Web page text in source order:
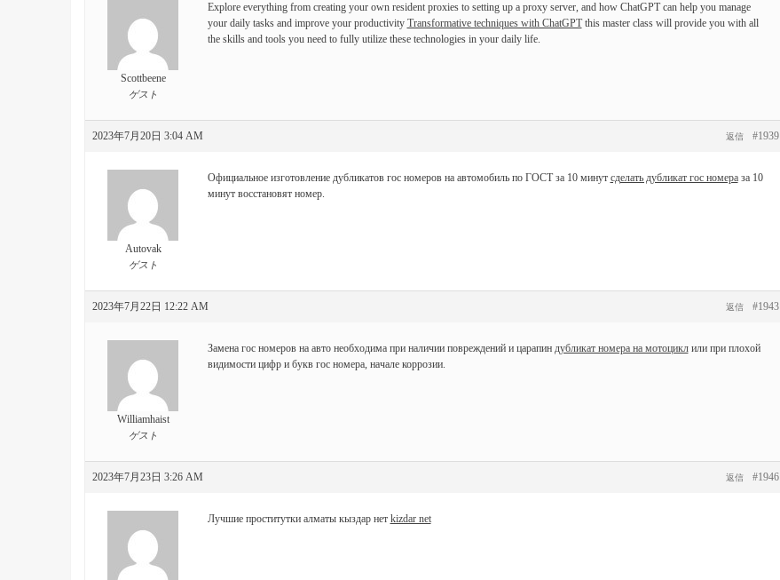
Scottbeene
ゲスト
Explore everything from creating your own resident proxies to setting up a proxy server, and how ChatGPT can help you manage
your daily tasks and improve your productivity Transformative techniques with ChatGPTthis master class will provide you with all
the skills and tools you need to fully utilize these technologies in your daily life.
2023年7月20日 3:04 AM #1939
返信
Autovak
ゲスト
Официальное изготовление дубликатов гос номеров на автомобиль по ГОСТ за 10 минут сделать дубликат гос номераза 10
минут восстановят номер.
2023年7月22日 12:22 AM #1943
返信
Williamhaist
ゲスト
Замена гос номеров на авто необходима при наличии повреждений и царапин дубликат номера на мотоциклили при плохой
видимости цифр и букв гос номера, начале коррозии.
2023年7月23日 3:26 AM #1946
返信
Лучшие проститутки алматы кыздар нет kizdar net